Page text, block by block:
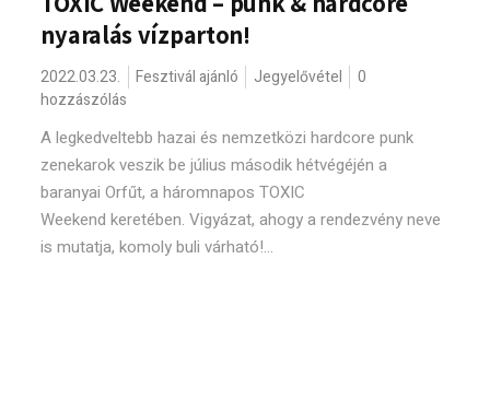
nyaralás vízparton!
2022.03.23. Fesztivál ajánló Jegyelővétel
0
hozzászólás
A legkedveltebb hazai és nemzetközi hardcore punk
zenekarok veszik be július második hétvégéjén a
baranyai Orfűt, a háromnapos TOXIC
Weekend keretében. Vigyázat, ahogy a rendezvény neve
is mutatja, komoly buli várható!...